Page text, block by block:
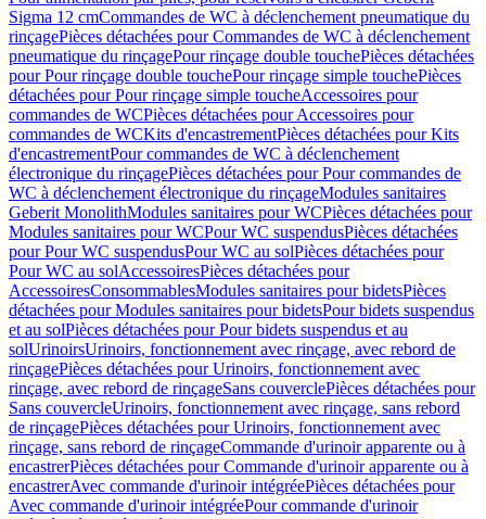
Sigma 12 cmCommandes de WC à déclenchement pneumatique du
rinçagePièces détachées pour Commandes de WC à déclenchement
pneumatique du rinçagePour rinçage double touchePièces détachées
pour Pour rinçage double touchePour rinçage simple touchePièces
détachées pour Pour rinçage simple toucheAccessoires pour
commandes de WCPièces détachées pour Accessoires pour
commandes de WCKits d'encastrementPièces détachées pour Kits
d'encastrementPour commandes de WC à déclenchement
électronique du rinçagePièces détachées pour Pour commandes de
WC à déclenchement électronique du rinçageModules sanitaires
Geberit MonolithModules sanitaires pour WCPièces détachées pour
Modules sanitaires pour WCPour WC suspendusPièces détachées
pour Pour WC suspendusPour WC au solPièces détachées pour
Pour WC au solAccessoiresPièces détachées pour
AccessoiresConsommablesModules sanitaires pour bidetsPièces
détachées pour Modules sanitaires pour bidetsPour bidets suspendus
et au solPièces détachées pour Pour bidets suspendus et au
solUrinoirsUrinoirs, fonctionnement avec rinçage, avec rebord de
rinçagePièces détachées pour Urinoirs, fonctionnement avec
rinçage, avec rebord de rinçageSans couverclePièces détachées pour
Sans couvercleUrinoirs, fonctionnement avec rinçage, sans rebord
de rinçagePièces détachées pour Urinoirs, fonctionnement avec
rinçage, sans rebord de rinçageCommande d'urinoir apparente ou à
encastrerPièces détachées pour Commande d'urinoir apparente ou à
encastrerAvec commande d'urinoir intégréePièces détachées pour
Avec commande d'urinoir intégréePour commande d'urinoir